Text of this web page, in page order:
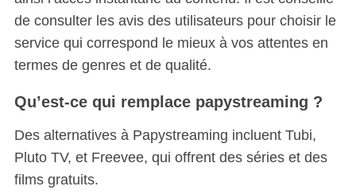
de consulter les avis des utilisateurs pour choisir le
service qui correspond le mieux à vos attentes en
termes de genres et de qualité.
Qu’est-ce qui remplace papystreaming ?
Des alternatives à Papystreaming incluent Tubi,
Pluto TV, et Freevee, qui offrent des séries et des
films gratuits.